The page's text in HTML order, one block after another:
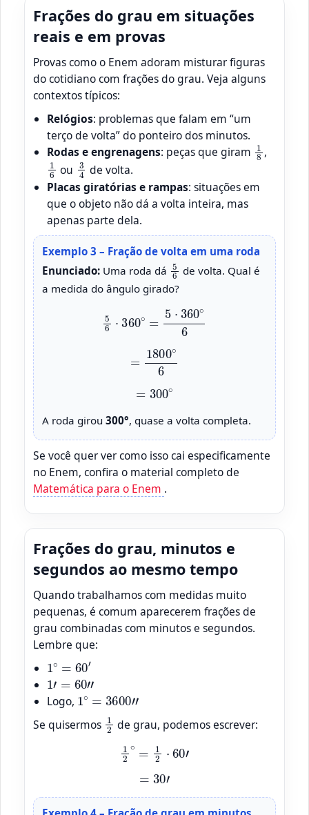
Frações do grau em situações
reais e em provas
Provas como o Enem adoram misturar figuras
do cotidiano com frações do grau. Veja alguns
contextos típicos:
Relógios: problemas que falam em “um
terço de volta” do ponteiro dos minutos.
Rodas e engrenagens: peças que giram 1 ,
16ou 34de volta.
Placas giratórias e rampas: situações em
que o objeto não dá a volta inteira, mas
apenas parte dela.
Exemplo 3 – Fração de volta em uma roda
Enunciado: Uma roda dá
5
de volta. Qual é
a medida do ângulo girado?
5⋅360∘6
1800∘6
=300∘
A roda girou 300°, quase a volta completa.
Se você quer ver como isso cai especificamente
no Enem, confira o material completo de
Matemática para o Enem .
Frações do grau, minutos e
segundos ao mesmo tempo
Quando trabalhamos com medidas muito
pequenas, é comum aparecerem frações de
grau combinadas com minutos e segundos.
Lembre que:
1∘ 60′
1 =60”
Logo, 1∘ 3600
Se quisermos 1 de grau, podemos escrever:
1 2 1 60′
= 30′